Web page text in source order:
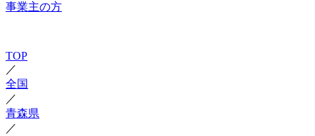
事業主の方
TOP
／
全国
／
青森県
／